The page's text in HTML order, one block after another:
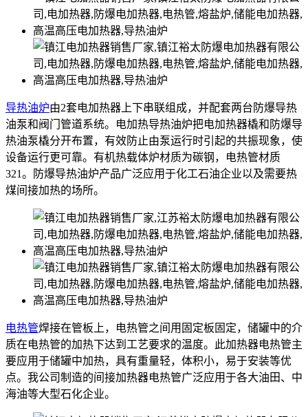
导热油炉由2套电加热器上下串联组成，并配套两台防爆导热
油泵和阀门管道系统。电加热导热油炉把电加热器橇和防爆导
热油泵橇分开布置，有效防止由泵运行时引起的共振现象，使
设备运行更可靠。有机热载体炉材质为碳钢，电热管材质
321。防爆导热油炉产品广泛应用于化工石油企业以及需要热
煤间接加热的场所。
电热管焊接在管板上，电热管之间用固定板固定，储罐中的介
质在电热管的加热下达到工艺要求的温度。此加热器电热管主
要应用于储罐中加热，具有重量轻，体积小，易于安装等优
点。我公司制造的间接加热器电热管广泛应用于各大油田、中
海油等大型石化企业。